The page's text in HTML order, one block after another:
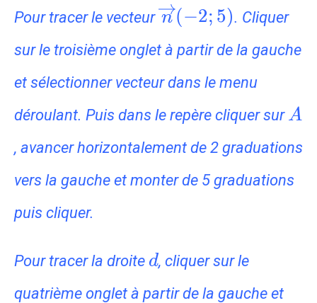
Pour tracer le vecteur
(-2;5)
n (−2; 5). Cliquer
sur le troisième onglet à partir de la gauche
et sélectionner vecteur dans le menu
déroulant. Puis dans le repère cliquer sur A
A
, avancer horizontalement de 2 graduations
vers la gauche et monter de 5 graduations
puis cliquer.
Pour tracer la droite d
d, cliquer sur le
quatrième onglet à partir de la gauche et